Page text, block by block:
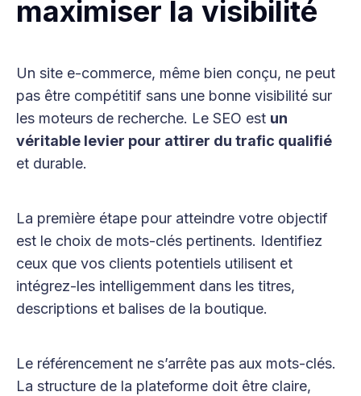
maximiser la visibilité
Un site e-commerce, même bien conçu, ne peut
pas être compétitif sans une bonne visibilité sur
les moteurs de recherche. Le SEO est un
véritable levier pour attirer du trafic qualifié
et durable.
La première étape pour atteindre votre objectif
est le choix de mots-clés pertinents. Identifiez
ceux que vos clients potentiels utilisent et
intégrez-les intelligemment dans les titres,
descriptions et balises de la boutique.
Le référencement ne s’arrête pas aux mots-clés.
La structure de la plateforme doit être claire,